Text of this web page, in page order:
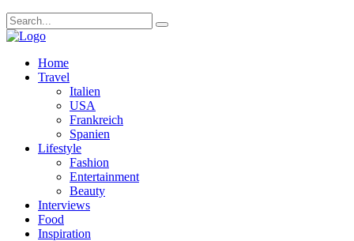
Home
Travel
Italien
USA
Frankreich
Spanien
Lifestyle
Fashion
Entertainment
Beauty
Interviews
Food
Inspiration